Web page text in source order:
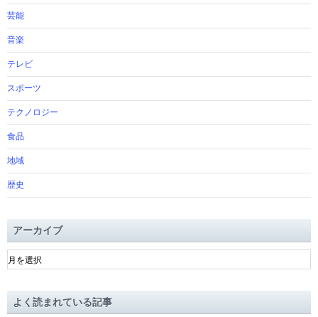
芸能
音楽
テレビ
スポーツ
テクノロジー
食品
地域
歴史
アーカイブ
ア
ー
ブよく読まれている記事